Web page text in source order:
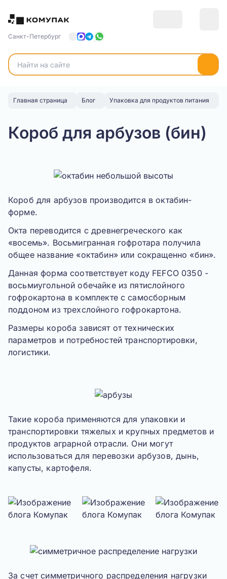
Санкт-Петербург
Главная страница Блог Упаковка для продуктов питания
Короб для арбузов (бин)
Короб для арбузов производится в октабин-
форме.
Окта переводится с древнегреческого как
«восемь». Восьмигранная гофротара получила
общее название «октабин» или сокращенно «бин».
Данная форма соответствует коду FEFCO 0350-
восьмиугольной обечайке из пятислойного
гофрокартона в комплекте с самосборным
поддоном из трехслойного гофрокартона.
Размеры короба зависят от технических
параметров и потребностей транспортировки,
логистики.
Такие короба применяются для упаковки и
транспортировки тяжелых и крупных предметов и
продуктов аграрной отрасли. Они могут
использоваться для перевозки арбузов, дынь,
капусты, картофеля.
За счет симметричного распределения нагрузки